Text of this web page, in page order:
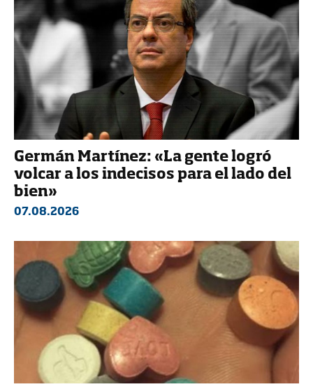
Germán Martínez: «La gente logró
volcar a los indecisos para el lado del
bien»
07.08.2026